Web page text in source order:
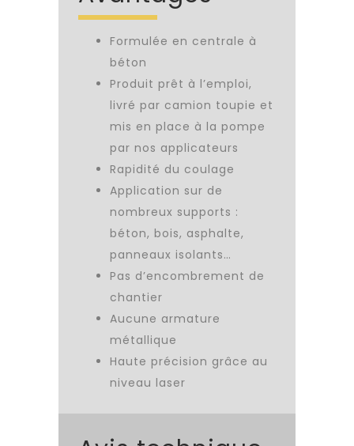
Formulée en centrale à
béton
Produit prêt à l’emploi,
livré par camion toupie et
mis en place à la pompe
par nos applicateurs
Rapidité du coulage
Application sur de
nombreux supports :
béton, bois, asphalte,
panneaux isolants…
Pas d’encombrement de
chantier
Aucune armature
métallique
Haute précision grâce au
niveau laser